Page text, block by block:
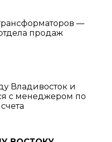
—
продаж
Владивосток и
с менеджером по